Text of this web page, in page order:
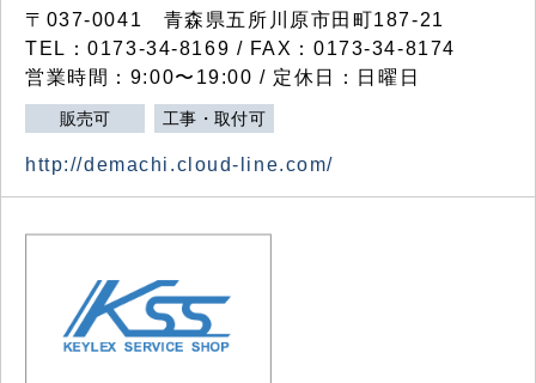
〒037-0041 青森県五所川原市田町187-21
TEL：0173-34-8169 / FAX：0173-34-8174
営業時間：9:00〜19:00 / 定休日：日曜日
販売可 工事・取付可
http://demachi.cloud-line.com/